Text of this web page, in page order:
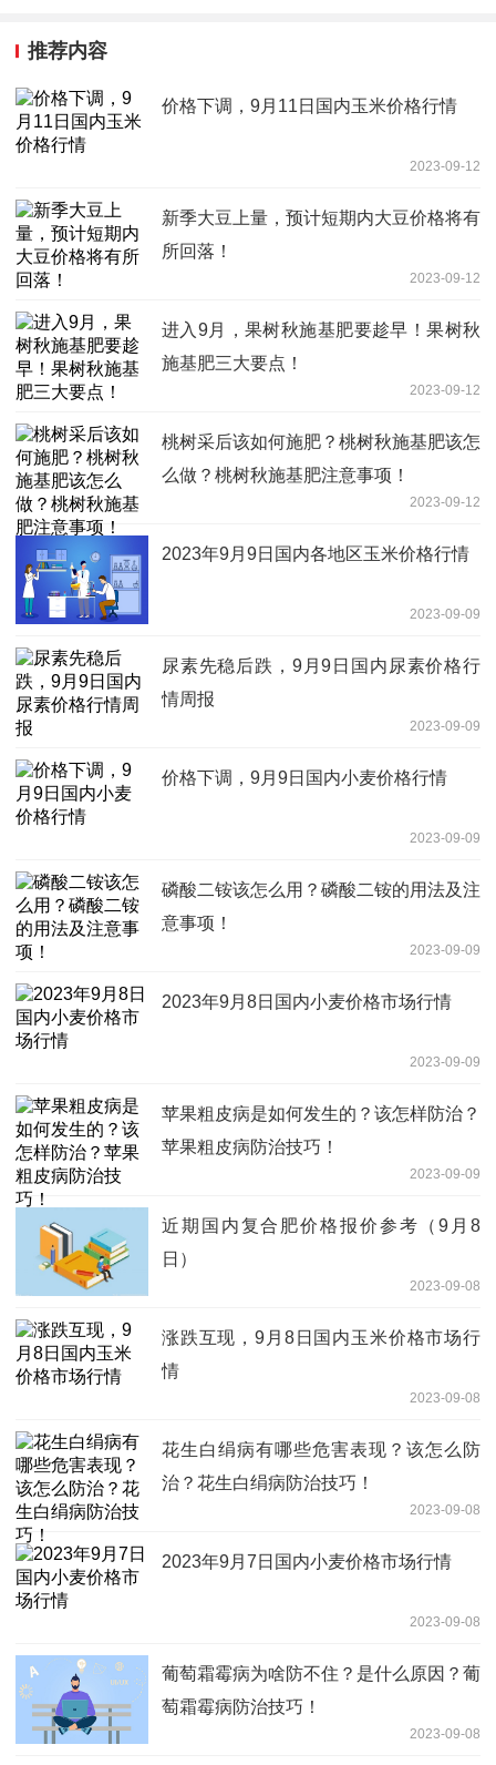
推荐内容
价格下调，9月11日国内玉米价格行情
2023-09-12
新季大豆上量，预计短期内大豆价格将有
所回落！
2023-09-12
进入9月，果树秋施基肥要趁早！果树秋
施基肥三大要点！
2023-09-12
桃树采后该如何施肥？桃树秋施基肥该怎
么做？桃树秋施基肥注意事项！
2023-09-12
2023年9月9日国内各地区玉米价格行情
2023-09-09
尿素先稳后跌，9月9日国内尿素价格行
情周报
2023-09-09
价格下调，9月9日国内小麦价格行情
2023-09-09
磷酸二铵该怎么用？磷酸二铵的用法及注
意事项！
2023-09-09
2023年9月8日国内小麦价格市场行情
2023-09-09
苹果粗皮病是如何发生的？该怎样防治？
苹果粗皮病防治技巧！
2023-09-09
近期国内复合肥价格报价参考（9月8
日）
2023-09-08
涨跌互现，9月8日国内玉米价格市场行
情
2023-09-08
花生白绢病有哪些危害表现？该怎么防
治？花生白绢病防治技巧！
2023-09-08
2023年9月7日国内小麦价格市场行情
2023-09-08
葡萄霜霉病为啥防不住？是什么原因？葡
萄霜霉病防治技巧！
2023-09-08